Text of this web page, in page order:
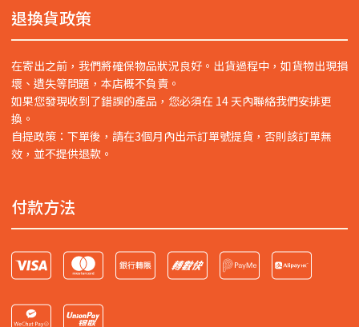
退換貨政策
在寄出之前，我們將確保物品狀況良好。出貨過程中，如貨物出現損
壞、遺失等問題，本店概不負責。
如果您發現收到了錯誤的產品，您必須在 14 天內聯絡我們安排更
換。
自提政策：下單後，請在3個月內出示訂單號提貨，否則該訂單無
效，並不提供退款。
付款方法